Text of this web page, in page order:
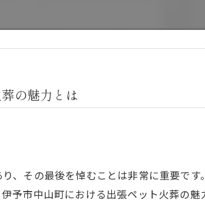
の魅力とは
、その最後を悼むことは非常に重要で
予市中山町における出張ペット火葬の